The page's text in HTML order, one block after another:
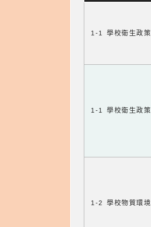
1-1 學校衛生政策
1-1 學校衛生政策
1-2 學校物質環境